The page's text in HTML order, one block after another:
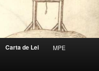
Carta de Lei MPE